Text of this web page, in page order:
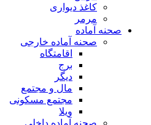
کاغذ دیواری
مرمر
صحنه آماده
صحنه آماده خارجی
اقامتگاه
برج
دیگر
مال و مجتمع
مجتمع مسکونی
ویلا
صحنه آماده داخلی